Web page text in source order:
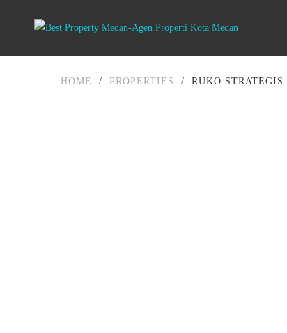
HOME / PROPERTIES / RUKO